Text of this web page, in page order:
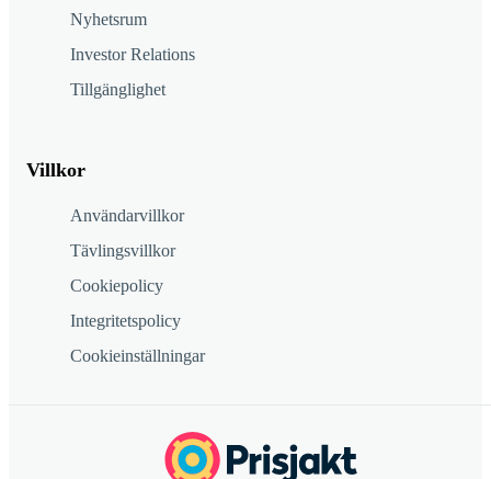
Nyhetsrum
Investor Relations
Tillgänglighet
Villkor
Användarvillkor
Tävlingsvillkor
Cookiepolicy
Integritetspolicy
Cookieinställningar